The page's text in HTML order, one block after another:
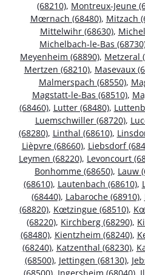
(68210), Montreux-Jeune
Mœrnach (68480), Mitzach
Mittelwihr (68630),
Michelbach-le-Bas
Meyenheim (68890), Metzeral
Mertzen (68210), Masevaux
Malmerspach (68550),
Magstatt-le-Bas (68510),
(68460), Lutter (68480),
Luemschwiller (68720),
(68280), Linthal (68610),
Lièpvre (68660), Liebsdorf
Leymen (68220), Levoncourt
Bonhomme (68650), Lauw
(68610), Lautenbach (68610),
(68440), Labaroche (68910),
(68820), Kœtzingue (68510),
(68220), Kirchberg (68290),
(68480), Kientzheim (68240),
(68240), Katzenthal (68230),
(68500), Jettingen (68130),